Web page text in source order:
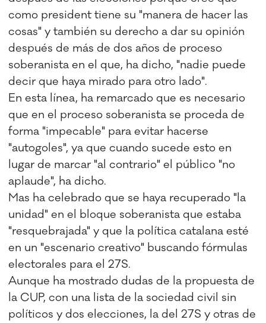
como president tiene su "manera de hacer las
cosas" y también su derecho a dar su opinión
después de más de dos años de proceso
soberanista en el que, ha dicho, "nadie puede
decir que haya mirado para otro lado".
En esta línea, ha remarcado que es necesario
que en el proceso soberanista se proceda de
forma "impecable" para evitar hacerse
"autogoles", ya que cuando sucede esto en
lugar de marcar "al contrario" el público "no
aplaude", ha dicho.
Mas ha celebrado que se haya recuperado "la
unidad" en el bloque soberanista que estaba
"resquebrajada" y que la política catalana esté
en un "escenario creativo" buscando fórmulas
electorales para el 27S.
Aunque ha mostrado dudas de la propuesta de
la CUP, con una lista de la sociedad civil sin
políticos y dos elecciones, la del 27S y otras de